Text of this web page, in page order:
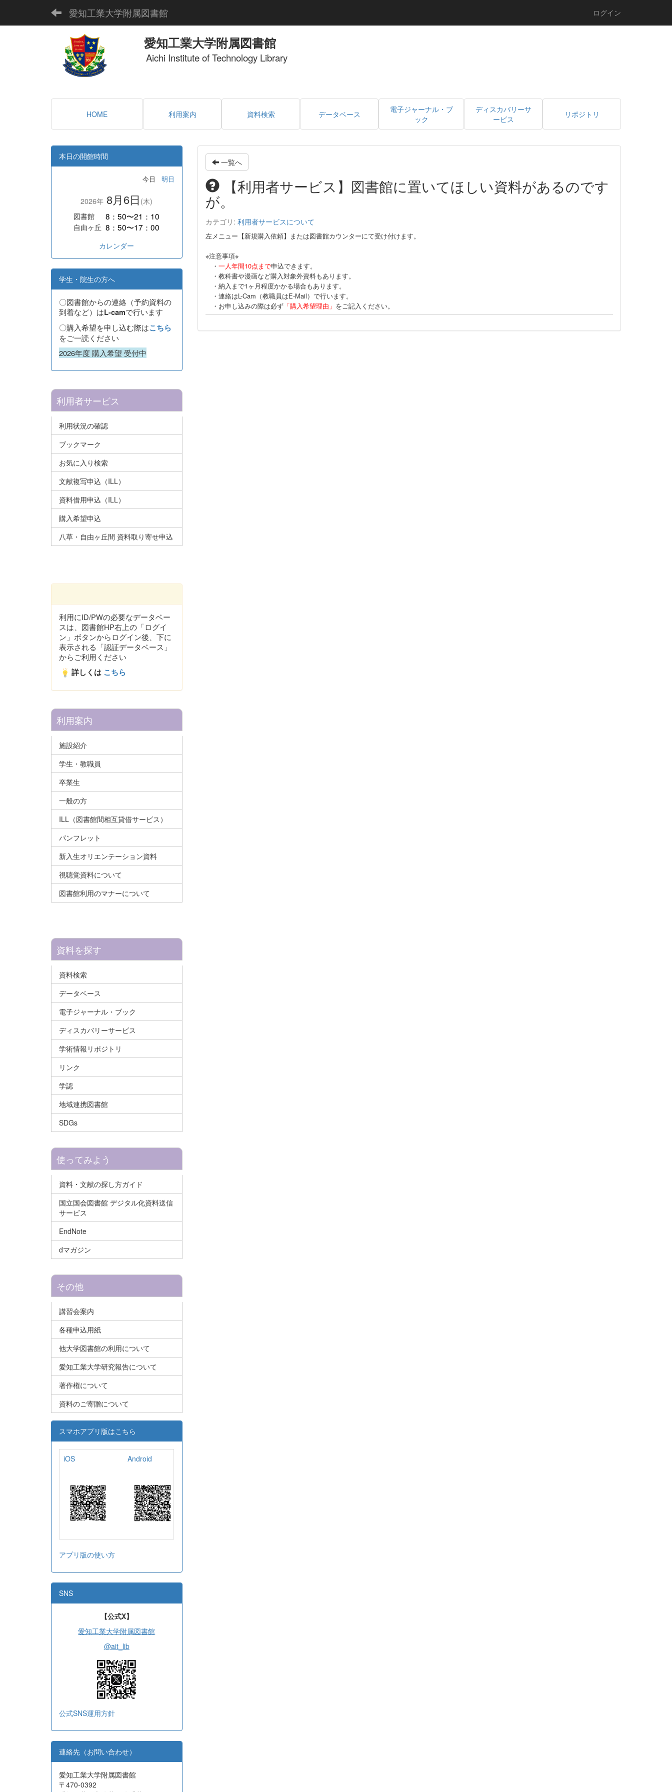
愛知工業大学附属図書館 ログイン
愛知工業大学附属図書館
Aichi Institute of Technology Library
HOME 利用案内 資料検索 データベース
電子ジャーナル・ブ
ック
ディスカバリーサ
ービス
リポジトリ
一覧へ
【利用者サービス】図書館に置いてほしい資料があるのです
が。
カテゴリ: 利用者サービスについて
左メニュー【新規購入依頼】または図書館カウンターにて受け付けます。
※注意事項※
・ 一人年間10点まで申込できます。
・教科書や漫画など購入対象外資料もあります。
・納入まで1ヶ月程度かかる場合もあります。
・連絡はL-Cam（教職員はE-Mail）で行います。
・お申し込みの際は必ず「購入希望理由」 をご記入ください。
本日の開館時間
今日 明日
2026年 8月6日 (木)
図書館
8：50〜21：10
自由ヶ丘 8：50〜17：00
カレンダー
学生・院生の方へ
〇図書館からの連絡（予約資料の
到着など）はL-camで行います
〇購入希望を申し込む際はこちら
をご一読ください
2026年度 購入希望 受付中
利用者サービス
利用状況の確認
ブックマーク
お気に入り検索
文献複写申込（ILL）
資料借用申込（ILL）
購入希望申込
八草・自由ヶ丘間 資料取り寄せ申込
利用にID/PWの必要なデータベー
スは、図書館HP右上の「ログイ
ン」ボタンからログイン後、下に
表示される「認証データベース」
からご利用ください
詳しくは こちら
利用案内
施設紹介
学生・教職員
卒業生
一般の方
ILL（図書館間相互貸借サービス）
パンフレット
新入生オリエンテーション資料
視聴覚資料について
図書館利用のマナーについて
資料を探す
資料検索
データベース
電子ジャーナル・ブック
ディスカバリーサービス
学術情報リポジトリ
リンク
学認
地域連携図書館
SDGs
使ってみよう
資料・文献の探し方ガイド
国立国会図書館 デジタル化資料送信
サービス
EndNote
dマガジン
その他
講習会案内
各種申込用紙
他大学図書館の利用について
愛知工業大学研究報告について
著作権について
資料のご寄贈について
スマホアプリ版はこちら
iOS Android
アプリ版の使い方
SNS
【公式X】
愛知工業大学附属図書館
@ait_lib
公式SNS運用方針
連絡先（お問い合わせ）
愛知工業大学附属図書館
〒470-0392